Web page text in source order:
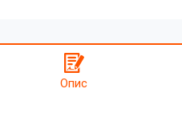
Опис